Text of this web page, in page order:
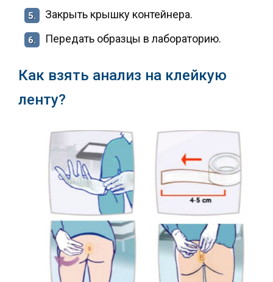
5. Закрыть крышку контейнера.
6. Передать образцы в лабораторию.
Как взять анализ на клейкую
ленту?